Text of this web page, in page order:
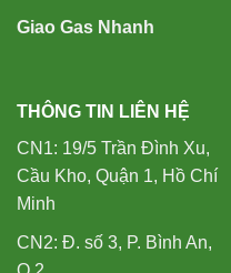
Giao Gas Nhanh
THÔNG TIN LIÊN HỆ
CN1: 19/5 Trần Đình Xu,
Cầu Kho, Quận 1, Hồ Chí
Minh
CN2: Đ. số 3, P. Bình An,